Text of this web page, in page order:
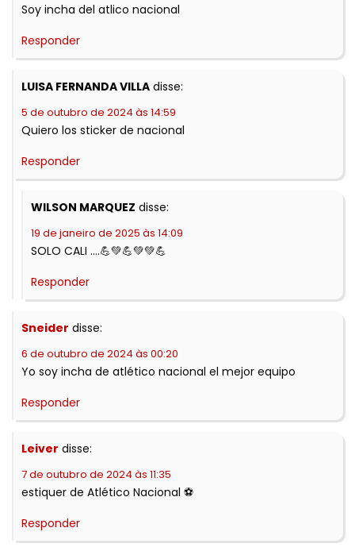
Soy incha del atlico nacional
Responder
LUISA FERNANDA VILLA disse:
5 de outubro de 2024 às 14:59
Quiero los sticker de nacional
Responder
WILSON MARQUEZ disse:
19 de janeiro de 2025 às 14:09
SOLO CALI ….💪💚💪💚💚💪
Responder
Sneider disse:
6 de outubro de 2024 às 00:20
Yo soy incha de atlético nacional el mejor equipo
Responder
Leiver disse:
7 de outubro de 2024 às 11:35
estiquer de Atlético Nacional ⚽️
Responder